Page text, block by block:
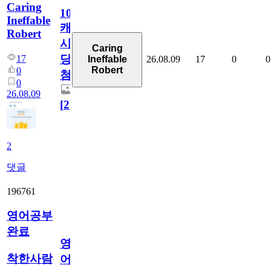
Caring
Ineffable
Robert
17
0
0
26.08.09
2
댓글
100
캐
시
당
첨
[2]
Caring
Ineffable
Robert
26.08.09 17 0 0
196761
영어공부
완료
착한사람
영
어